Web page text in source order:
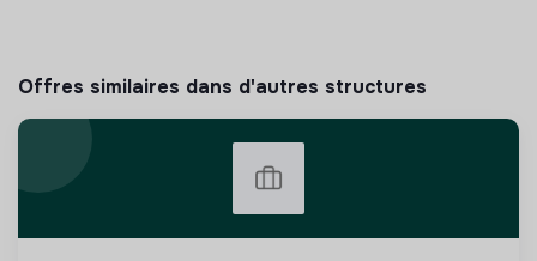
Offres similaires dans d'autres structures